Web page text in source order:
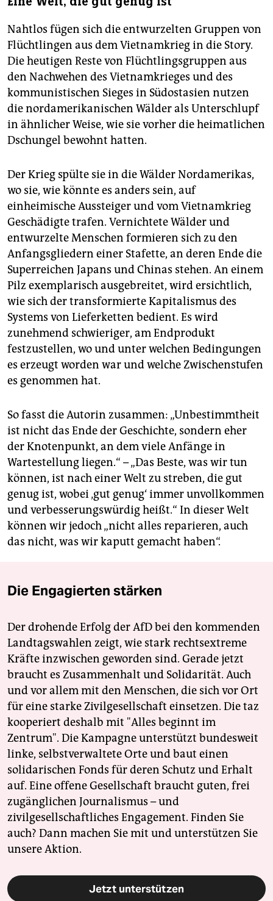
Nahtlos fügen sich die entwurzelten Gruppen von
Flüchtlingen aus dem Vietnamkrieg in die Story.
Die heutigen Reste von Flüchtlingsgruppen aus
den Nachwehen des Vietnamkrieges und des
kommunistischen Sieges in Südostasien nutzen
die nordamerikanischen Wälder als Unterschlupf
in ähnlicher Weise, wie sie vorher die heimatlichen
Dschungel bewohnt hatten.
Der Krieg spülte sie in die Wälder Nordamerikas,
wo sie, wie könnte es anders sein, auf
einheimische Aussteiger und vom Vietnamkrieg
Geschädigte trafen. Vernichtete Wälder und
entwurzelte Menschen formieren sich zu den
Anfangsgliedern einer Stafette, an deren Ende die
Superreichen Japans und Chinas stehen. An einem
Pilz exemplarisch ausgebreitet, wird ersichtlich,
wie sich der transformierte Kapitalismus des
Systems von Lieferketten bedient. Es wird
zunehmend schwieriger, am Endprodukt
festzustellen, wo und unter welchen Bedingungen
es erzeugt worden war und welche Zwischenstufen
es genommen hat.
So fasst die Autorin zusammen: „Unbestimmtheit
ist nicht das Ende der Geschichte, sondern eher
der Knotenpunkt, an dem viele Anfänge in
Wartestellung liegen.“ – „Das Beste, was wir tun
können, ist nach einer Welt zu streben, die gut
genug ist, wobei ‚gut genug‘ immer unvollkommen
und verbesserungswürdig heißt.“ In dieser Welt
können wir jedoch „nicht alles reparieren, auch
das nicht, was wir kaputt gemacht haben“.
Die Engagierten stärken
Der drohende Erfolg der AfD bei den kommenden
Landtagswahlen zeigt, wie stark rechtsextreme
Kräfte inzwischen geworden sind. Gerade jetzt
braucht es Zusammenhalt und Solidarität. Auch
und vor allem mit den Menschen, die sich vor Ort
für eine starke Zivilgesellschaft einsetzen. Die taz
kooperiert deshalb mit "Alles beginnt im
Zentrum". Die Kampagne unterstützt bundesweit
linke, selbstverwaltete Orte und baut einen
solidarischen Fonds für deren Schutz und Erhalt
auf. Eine offene Gesellschaft braucht guten, frei
zugänglichen Journalismus – und
zivilgesellschaftliches Engagement. Finden Sie
auch? Dann machen Sie mit und unterstützen Sie
unsere Aktion.
Jetzt unterstützen